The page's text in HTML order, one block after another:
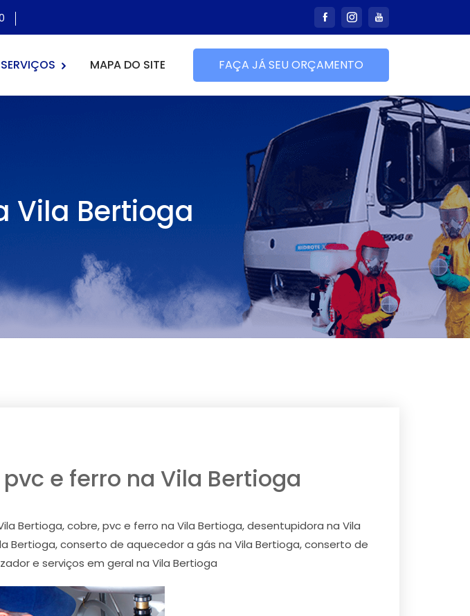
SERVIÇOS MAPA DO SITE FAÇA JÁ SEU ORÇAMENTO
Vila Bertioga
e ferro na Vila Bertioga
Bertioga, cobre, pvc e ferro na Vila Bertioga, desentupidora na Vila
Bertioga, conserto de aquecedor a gás na Vila Bertioga, conserto de
e serviços em geral na Vila Bertioga